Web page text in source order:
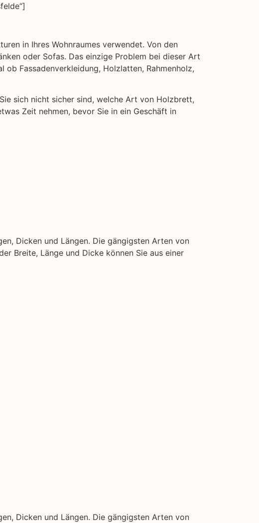
in Ihres Wohnraumes verwendet. Von den
oder Sofas. Das einzige Problem bei dieser Art
Fassadenverkleidung, Holzlatten, Rahmenholz,
sich nicht sicher sind, welche Art von Holzbrett,
Zeit nehmen, bevor Sie in ein Geschäft in
Dicken und Längen. Die gängigsten Arten von
Breite, Länge und Dicke können Sie aus einer
Dicken und Längen. Die gängigsten Arten von